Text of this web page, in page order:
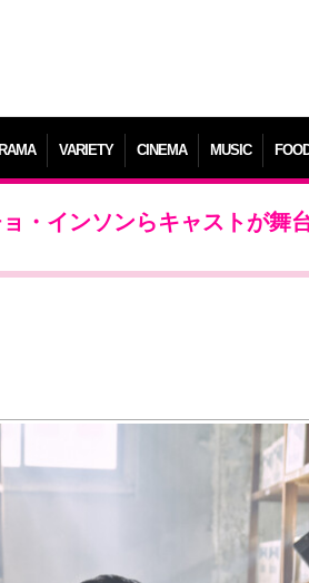
VARIETY CINEMA MUSIC
・インソンらキャストが舞